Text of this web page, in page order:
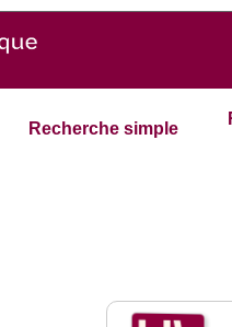
Recherche simple